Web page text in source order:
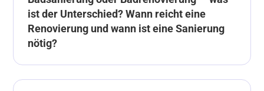
ist der Unterschied? Wann reicht eine
Renovierung und wann ist eine Sanierung
nötig?